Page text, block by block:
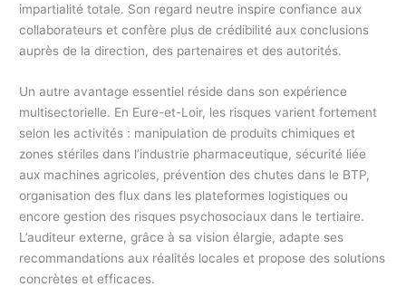
impartialité totale. Son regard neutre inspire confiance aux
collaborateurs et confère plus de crédibilité aux conclusions
auprès de la direction, des partenaires et des autorités.
Un autre avantage essentiel réside dans son expérience
multisectorielle. En Eure-et-Loir, les risques varient fortement
selon les activités : manipulation de produits chimiques et
zones stériles dans l’industrie pharmaceutique, sécurité liée
aux machines agricoles, prévention des chutes dans le BTP,
organisation des flux dans les plateformes logistiques ou
encore gestion des risques psychosociaux dans le tertiaire.
L’auditeur externe, grâce à sa vision élargie, adapte ses
recommandations aux réalités locales et propose des solutions
concrètes et efficaces.